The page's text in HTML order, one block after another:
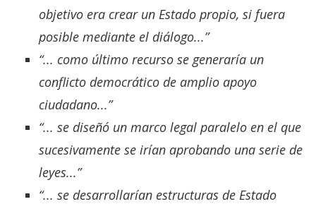
objetivo era crear un Estado propio, si fuera
posible mediante el diálogo...”
“... como último recurso se generaría un
conflicto democrático de amplio apoyo
ciudadano...”
“... se diseñó un marco legal paralelo en el que
sucesivamente se irían aprobando una serie de
leyes...”
“... se desarrollarían estructuras de Estado